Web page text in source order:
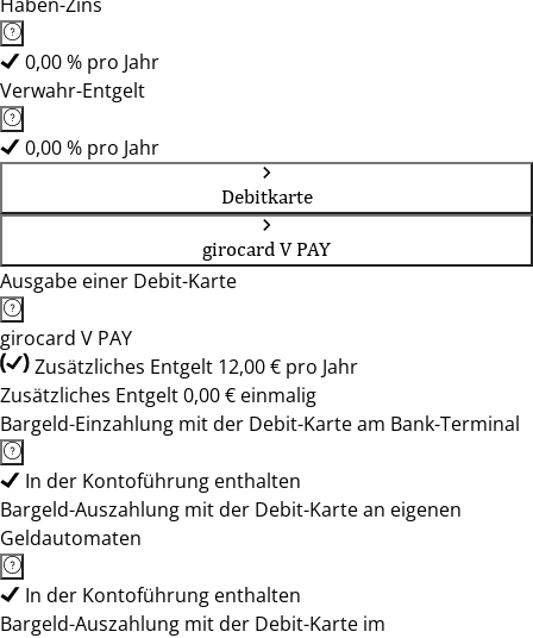
0,00 % pro Jahr
Verwahr-Entgelt
0,00 % pro Jahr
Debitkarte
girocard V PAY
Ausgabe einer Debit-Karte
girocard V PAY
Zusätzliches Entgelt 12,00 € pro Jahr
Zusätzliches Entgelt 0,00 € einmalig
Bargeld-Einzahlung mit der Debit-Karte am Bank-Terminal
In der Kontoführung enthalten
Bargeld-Auszahlung mit der Debit-Karte an eigenen
Geldautomaten
In der Kontoführung enthalten
Bargeld-Auszahlung mit der Debit-Karte im